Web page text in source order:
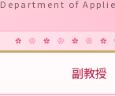
Department of
副教授